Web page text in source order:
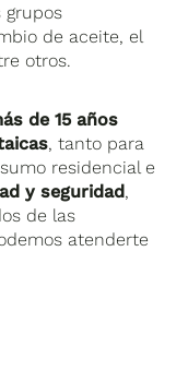
grupos
de aceite, el
otros.
de 15 años
, tanto para
residencial e
y seguridad,
de las
atenderte